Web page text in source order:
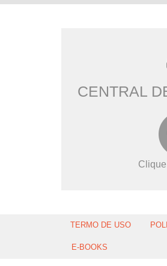
CENTRAL
TERMO DE USO
E-BOOKS